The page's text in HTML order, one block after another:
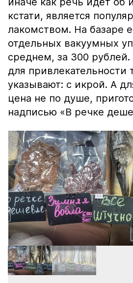
кстати, является
лакомством. На базаре
отдельных вакуумных
среднем, за 300
для привлекательности
указывают: с икрой. А
цена не по душе,
надписью «В речке